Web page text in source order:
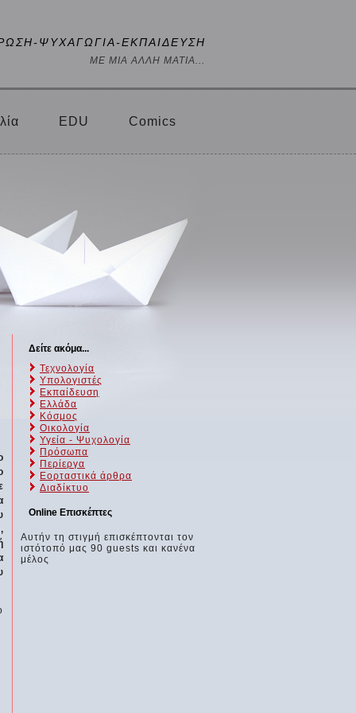
ΨΥΧΑΓΩΓΙΑ-ΕΚΠΑΙΔΕΥΣΗ
ΜΕ ΜΙΑ ΑΛΛΗ ΜΑΤΙΑ...
EDU Comics
Δείτε ακόμα...
Τεχνολογία
Υπολογιστές
Εκπαίδευση
Ελλάδα
Κόσμος
Οικολογία
Υγεία - Ψυχολογία
Πρόσωπα
Περίεργα
Εορταστικά άρθρα
Διαδίκτυο
Online Επισκέπτες
Αυτήν τη στιγμή επισκέπτονται τον
ιστότοπό μας 90 guests και κανένα
μέλος